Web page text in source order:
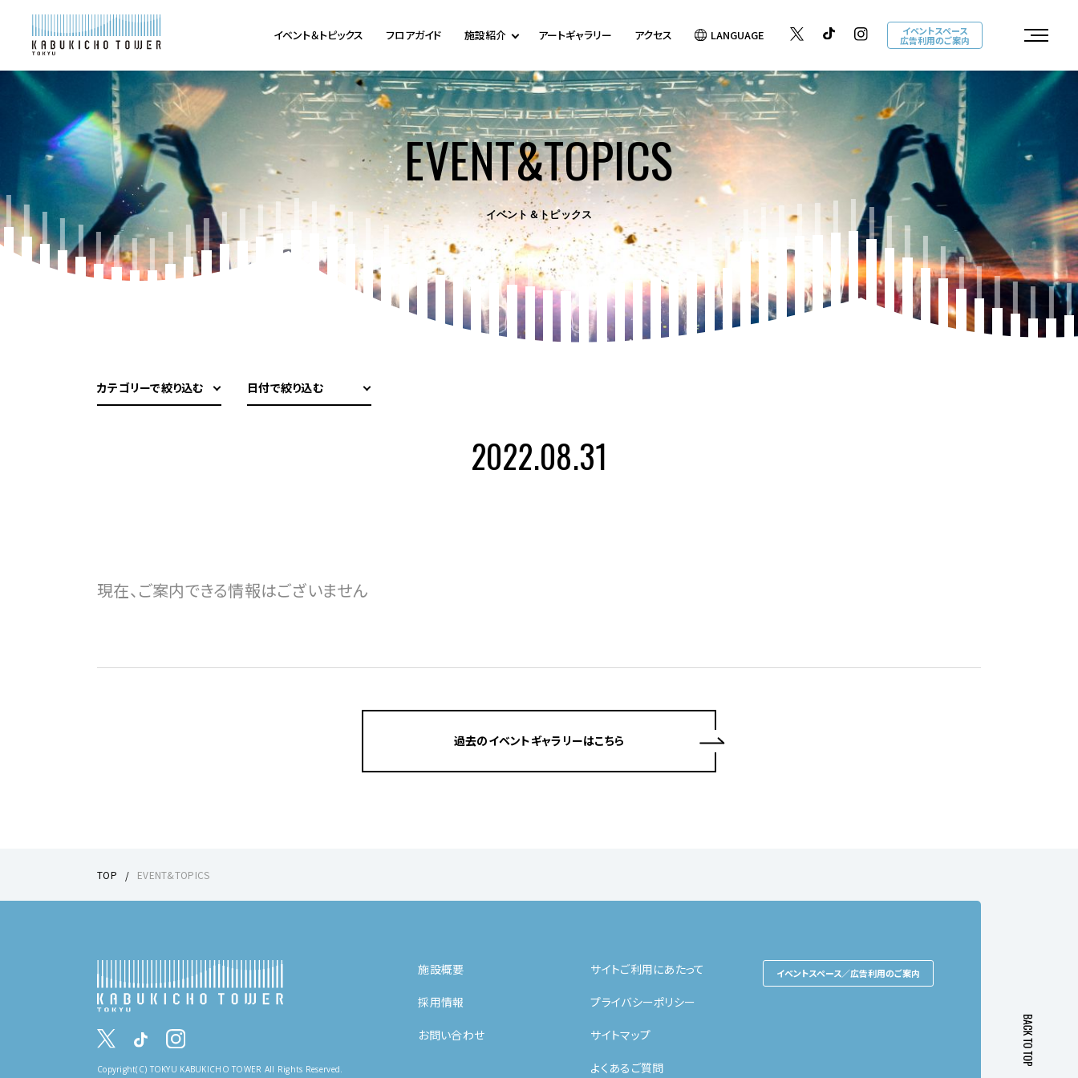
イベント＆トピックス フロアガイド 施設紹介 アートギャラリー アクセス LANGUAGE イベントスペース
広告利用のご案内
EVENT&TOPICS
イベント＆トピックス
カテゴリーで絞り込む 日付で絞り込む
2022.08.31
現在、ご案内できる情報はございません
過去のイベントギャラリーはこちら
TOP EVENT&TOPICS
Copyright(C) TOKYU KABUKICHO TOWER All Rights Reserved.
施設概要
採用情報
お問い合わせ
サイトご利用にあたって
プライバシーポリシー
サイトマップ
よくあるご質問
イベントスペース／広告利用のご案内